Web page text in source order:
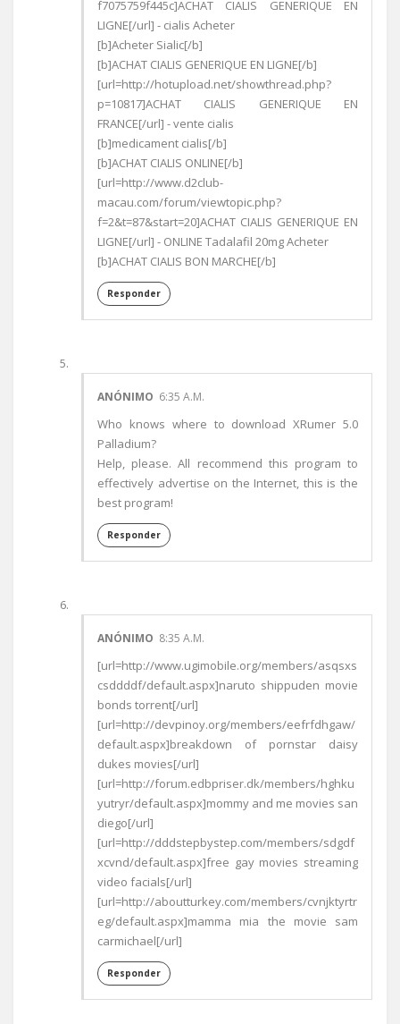
f7075759f445c]ACHAT CIALIS GENERIQUE EN
LIGNE[/url] - cialis Acheter
[b]Acheter Sialic[/b]
[b]ACHAT CIALIS GENERIQUE EN LIGNE[/b]
[url=http://hotupload.net/showthread.php?
p=10817]ACHAT CIALIS GENERIQUE EN
FRANCE[/url] - vente cialis
[b]medicament cialis[/b]
[b]ACHAT CIALIS ONLINE[/b]
[url=http://www.d2club-
macau.com/forum/viewtopic.php?
f=2&t=87&start=20]ACHAT CIALIS GENERIQUE EN
LIGNE[/url] - ONLINE Tadalafil 20mg Acheter
[b]ACHAT CIALIS BON MARCHE[/b]
Responder
ANÓNIMO 6:35 A.M.
Who knows where to download XRumer 5.0
Palladium?
Help, please. All recommend this program to
effectively advertise on the Internet, this is the
best program!
Responder
ANÓNIMO 8:35 A.M.
[url=http://www.ugimobile.org/members/asqsxs
csddddf/default.aspx]naruto shippuden movie
bonds torrent[/url]
[url=http://devpinoy.org/members/eefrfdhgaw/
default.aspx]breakdown of pornstar daisy
dukes movies[/url]
[url=http://forum.edbpriser.dk/members/hghku
yutryr/default.aspx]mommy and me movies san
diego[/url]
[url=http://dddstepbystep.com/members/sdgdf
xcvnd/default.aspx]free gay movies streaming
video facials[/url]
[url=http://aboutturkey.com/members/cvnjktyrtr
eg/default.aspx]mamma mia the movie sam
carmichael[/url]
Responder